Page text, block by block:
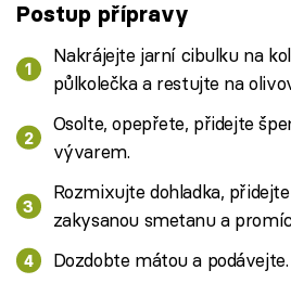
Postup přípravy
Nakrájejte jarní cibulku na
půlkolečka a restujte na
Osolte, opepřete, přidejte
vývarem.
Rozmixujte dohladka,
zakysanou smetanu a
Dozdobte mátou a podávejte.